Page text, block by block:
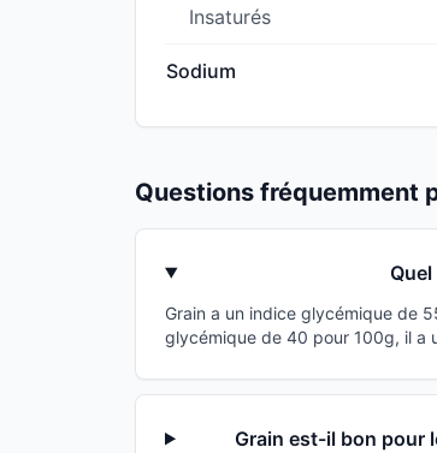
Insaturés
Sodium
Questions fréquemment
Grain a un indice glycémique de
glycémique de 40 pour 100g, il a
Grain est-il bon pour